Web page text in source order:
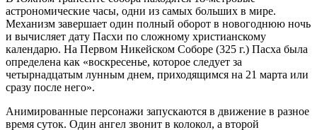
астрономические часы, одни из самых больших в мире.
Механизм завершает один полный оборот в новогоднюю ночь
и вычисляет дату Пасхи по сложному христианскому
календарю. На Первом Никейском Соборе (325 г.) Пасха была
определена как «воскресенье, которое следует за
четырнадцатым лунным днем, приходящимся на 21 марта или
сразу после него».
Анимированные персонажи запускаются в движение в разное
время суток. Один ангел звонит в колокол, а второй